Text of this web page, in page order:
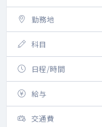
勤務地
科目
日程/時間
給与
交通費